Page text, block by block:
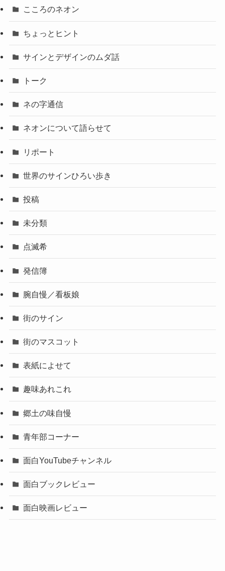
こころのネオン
ちょっとヒント
サインとデザインのムダ話
トーク
ネの字通信
ネオンについて語らせて
リポート
世界のサインひろい歩き
投稿
未分類
点滅希
発信簿
腕自慢／看板娘
街のサイン
街のマスコット
表紙によせて
趣味あれこれ
郷土の味自慢
青年部コーナー
面白YouTubeチャンネル
面白ブックレビュー
面白映画レビュー